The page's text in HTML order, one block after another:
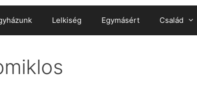
Lelkiség Egymásért Család